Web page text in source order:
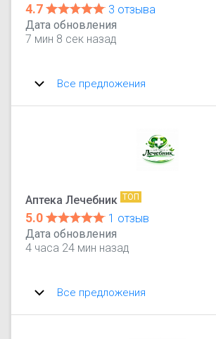
4.7
3 отзыва
Дата обновления
7 мин 8 сек назад
Все предложения
Аптека Лечебник ТОП
5.0
1 отзыв
Дата обновления
4 часа 24 мин назад
Все предложения